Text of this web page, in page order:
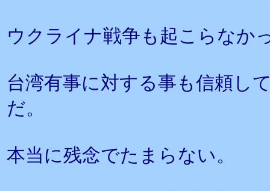
ウクライナ戦争も起こらなか
台湾有事に対する事も信頼し
だ。
本当に残念でたまらない。